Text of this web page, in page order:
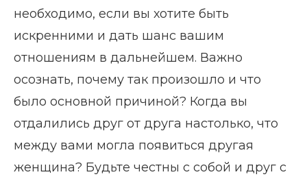
необходимо, если вы хотите быть
искренними и дать шанс вашим
отношениям в дальнейшем. Важно
осознать, почему так произошло и что
было основной причиной? Когда вы
отдалились друг от друга настолько, что
между вами могла появиться другая
женщина? Будьте честны с собой и друг с